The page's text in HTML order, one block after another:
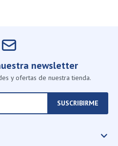
newsletter
y ofertas de nuestra tienda.
SUSCRIBIRME